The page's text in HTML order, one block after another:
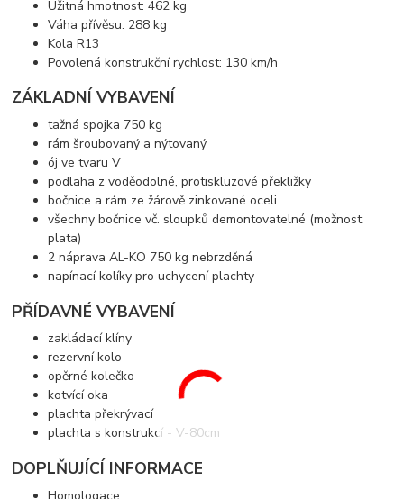
Užitná hmotnost: 462 kg
Váha přívěsu: 288 kg
Kola R13
Povolená konstrukční rychlost: 130 km/h
ZÁKLADNÍ VYBAVENÍ
tažná spojka 750 kg
rám šroubovaný a nýtovaný
ój ve tvaru V
podlaha z voděodolné, protiskluzové překližky
bočnice a rám ze žárově zinkované oceli
všechny bočnice vč. sloupků demontovatelné (možnost
plata)
2 náprava AL-KO 750 kg nebrzděná
napínací kolíky pro uchycení plachty
PŘÍDAVNÉ VYBAVENÍ
zakládací klíny
rezervní kolo
opěrné kolečko
kotvící oka
plachta překrývací
plachta s konstrukcí - V-80cm
DOPLŇUJÍCÍ INFORMACE
Homologace